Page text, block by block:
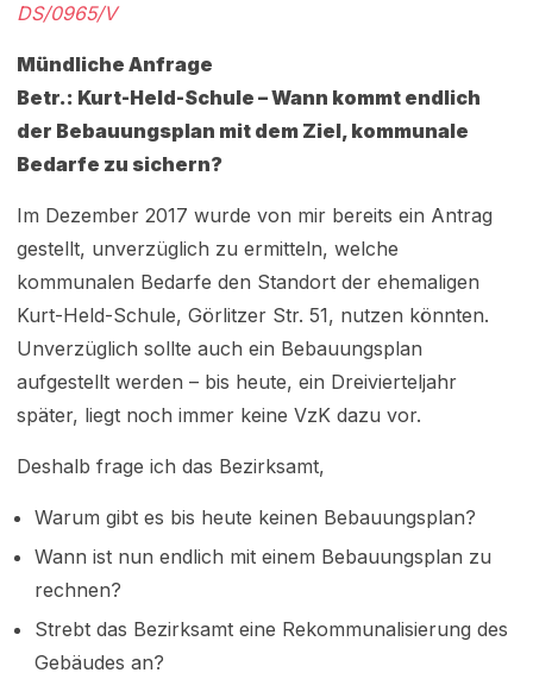
DS/0965/V
Mündliche Anfrage
Betr.: Kurt-Held-Schule – Wann kommt endlich
der Bebauungsplan mit dem Ziel, kommunale
Bedarfe zu sichern?
Im Dezember 2017 wurde von mir bereits ein Antrag
gestellt, unverzüglich zu ermitteln, welche
kommunalen Bedarfe den Standort der ehemaligen
Kurt-Held-Schule, Görlitzer Str. 51, nutzen könnten.
Unverzüglich sollte auch ein Bebauungsplan
aufgestellt werden – bis heute, ein Dreivierteljahr
später, liegt noch immer keine VzK dazu vor.
Deshalb frage ich das Bezirksamt,
Warum gibt es bis heute keinen Bebauungsplan?
Wann ist nun endlich mit einem Bebauungsplan zu
rechnen?
Strebt das Bezirksamt eine Rekommunalisierung des
Gebäudes an?